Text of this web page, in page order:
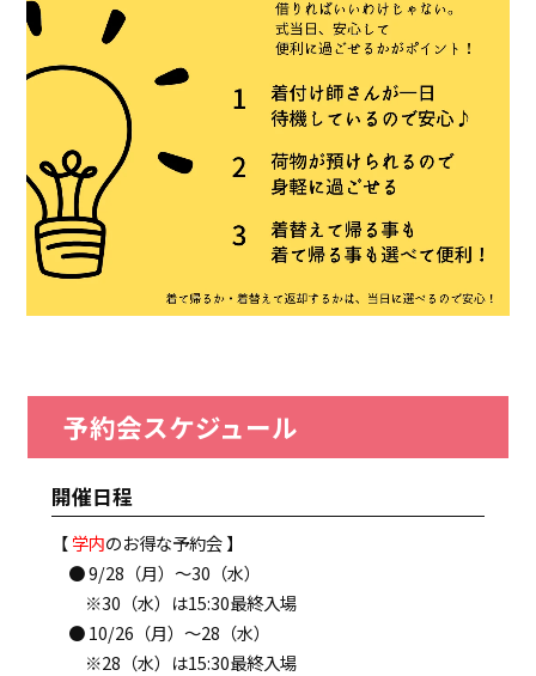
予約会スケジュール
開催日程
【学内のお得な予約会 】
● 9/28（月）～30（水）
※30（水）は15:30最終入場
● 10/26（月）～28（水）
※28（水）は15:30最終入場